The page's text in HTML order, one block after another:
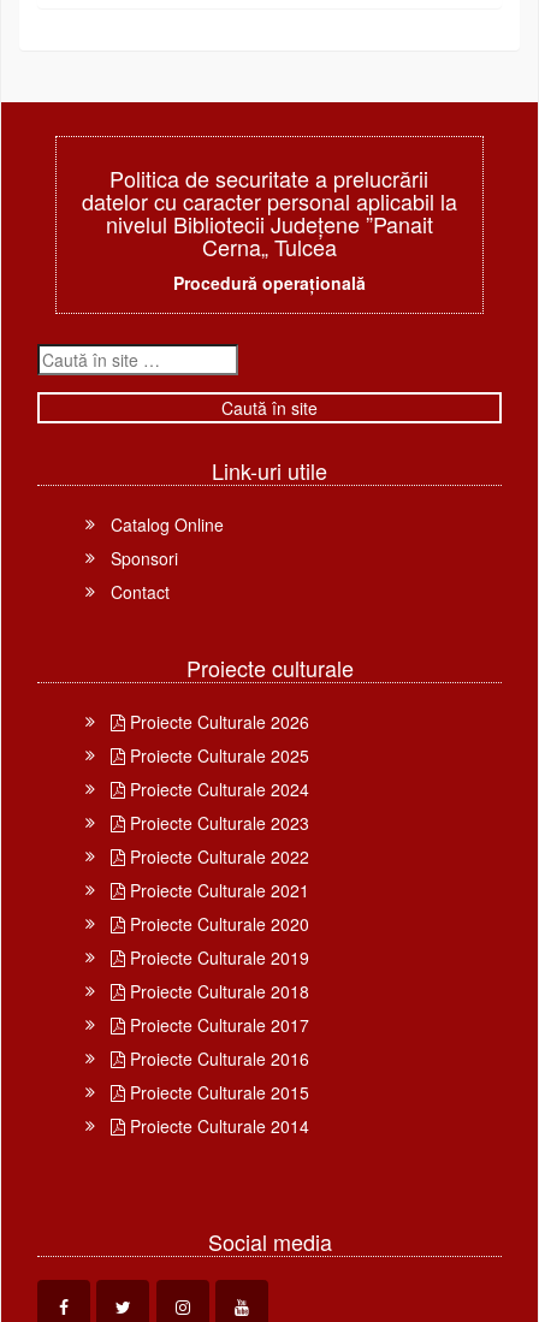
Politica de securitate a prelucrării
datelor cu caracter personal aplicabil la
nivelul Bibliotecii Judeţene ”Panait
Cerna„ Tulcea
Procedură operațională
Link-uri utile
Catalog Online
Sponsori
Contact
Proiecte culturale
Proiecte Culturale 2026
Proiecte Culturale 2025
Proiecte Culturale 2024
Proiecte Culturale 2023
Proiecte Culturale 2022
Proiecte Culturale 2021
Proiecte Culturale 2020
Proiecte Culturale 2019
Proiecte Culturale 2018
Proiecte Culturale 2017
Proiecte Culturale 2016
Proiecte Culturale 2015
Proiecte Culturale 2014
Social media